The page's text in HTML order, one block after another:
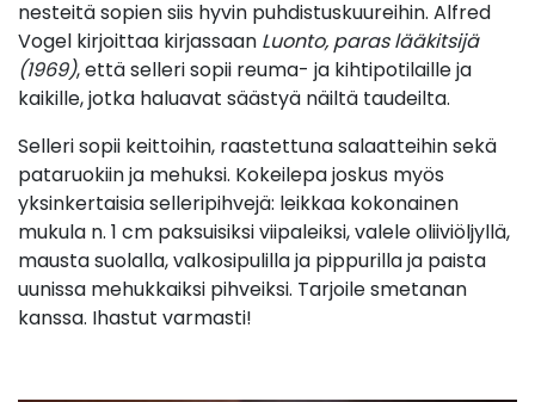
nesteitä sopien siis hyvin puhdistuskuureihin. Alfred
Vogel kirjoittaa kirjassaan Luonto, paras lääkitsijä
(1969), että selleri sopii reuma- ja kihtipotilaille ja
kaikille, jotka haluavat säästyä näiltä taudeilta.
Selleri sopii keittoihin, raastettuna salaatteihin sekä
pataruokiin ja mehuksi. Kokeilepa joskus myös
yksinkertaisia selleripihvejä: leikkaa kokonainen
mukula n. 1 cm paksuisiksi viipaleiksi, valele oliiviöljyllä,
mausta suolalla, valkosipulilla ja pippurilla ja paista
uunissa mehukkaiksi pihveiksi. Tarjoile smetanan
kanssa. Ihastut varmasti!